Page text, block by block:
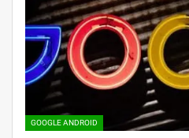
GOOGLE ANDROID